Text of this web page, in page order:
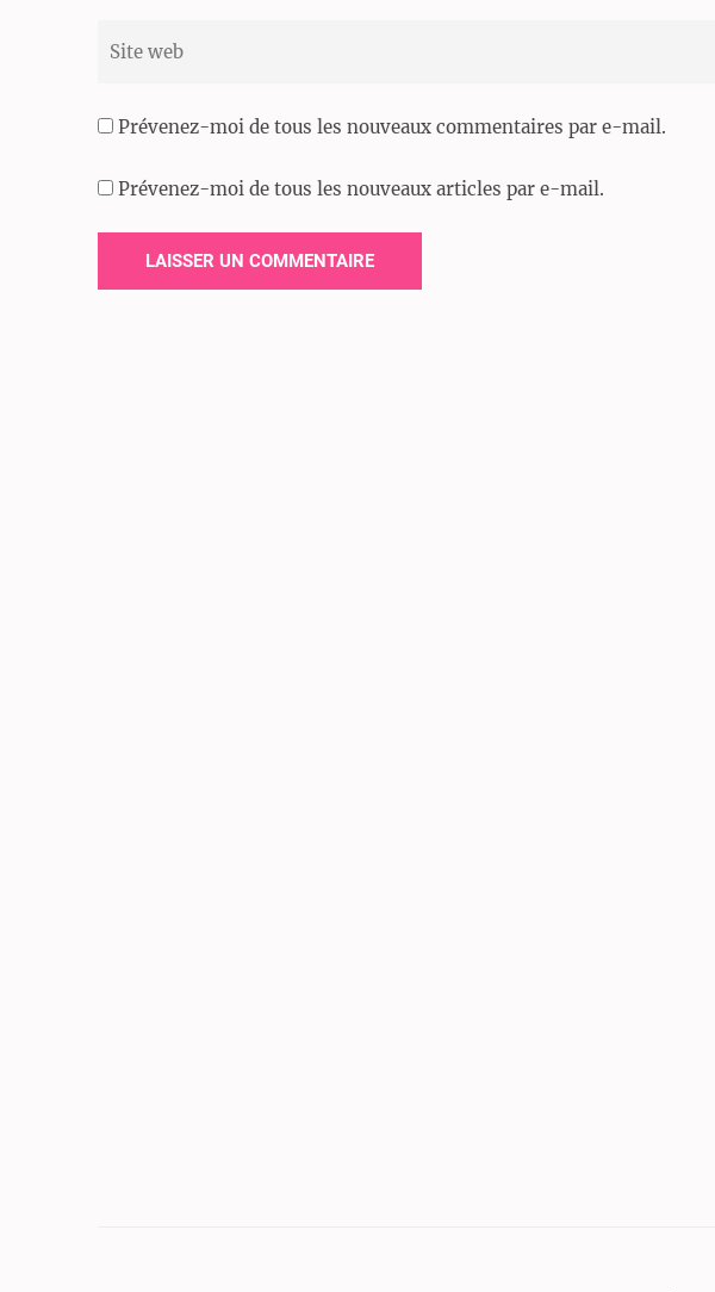
Prévenez-moi de tous les nouveaux commentaires par e-mail.
Prévenez-moi de tous les nouveaux articles par e-mail.